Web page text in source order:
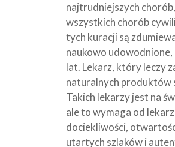
najtrudniejszych
wszystkich chorób
tych kuracji są
naukowo
lat. Lekarz, który leczy
naturalnych produktów
Takich lekarzy jest na
ale to wymaga od
dociekliwości,
utartych szlaków i